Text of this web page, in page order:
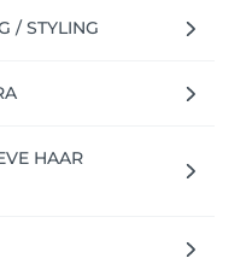
/ STYLING
HAAR